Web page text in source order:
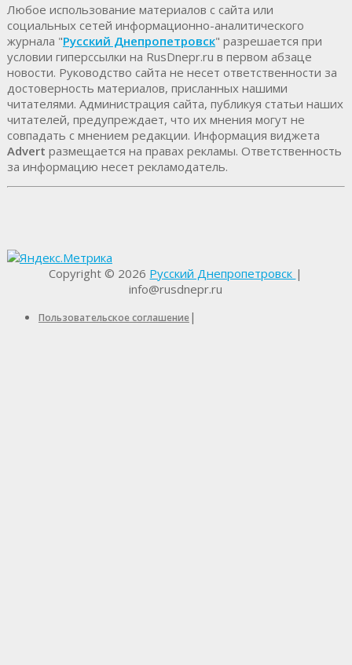
Любое использование материалов c сайта или
социальных сетей информационно-аналитического
журнала "Русский Днепропетровск" разрешается при
условии гиперссылки на RusDnepr.ru в первом абзаце
новости. Руководство сайта не несет ответственности за
достоверность материалов, присланных нашими
читателями. Администрация сайта, публикуя статьи наших
читателей, предупреждает, что их мнения могут не
совпадать с мнением редакции. Информация виджета
Advert размещается на правах рекламы. Ответственность
за информацию несет рекламодатель.
Copyright © 2026 Русский Днепропетровск |
info@rusdnepr.ru
Пользовательское соглашение |